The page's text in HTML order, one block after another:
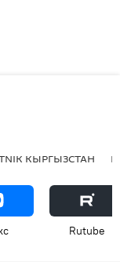
КЫРГЫЗСТАН
Rutube